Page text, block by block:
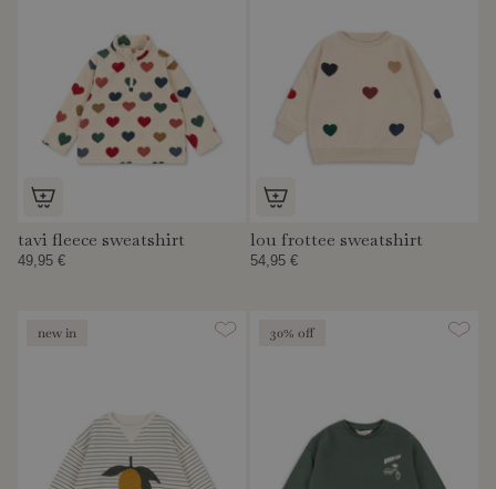
tavi fleece sweatshirt
49,95 €
lou frottee sweatshirt
54,95 €
new in 30% off